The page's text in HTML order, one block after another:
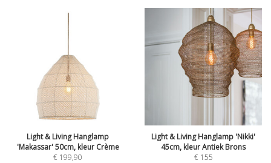
Light & Living Hanglamp
'Makassar' 50cm, kleur Crème
€ 199,90
Light & Living Hanglamp 'Nikki'
45cm, kleur Antiek Brons
€ 155